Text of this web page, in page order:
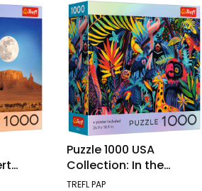
Puzzle 1000 USA
Collection: In the
Jungle
PRODUCENT
TREFL PAP